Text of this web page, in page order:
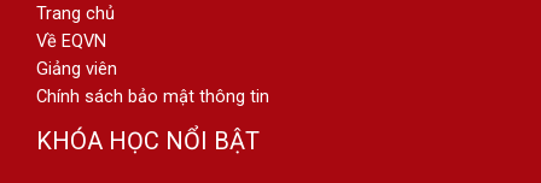
Trang chủ
Về EQVN
Giảng viên
Chính sách bảo mật thông tin
KHÓA HỌC NỔI BẬT